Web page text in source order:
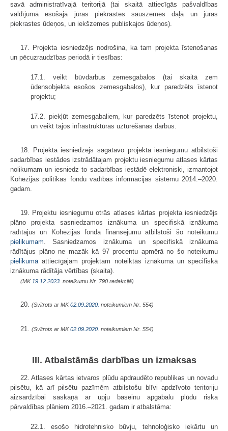
savā administratīvajā teritorijā (tai skaitā attiecīgās pašvaldības
valdījumā esošajā jūras piekrastes sauszemes daļā un jūras
piekrastes ūdeņos, un iekšzemes publiskajos ūdeņos).
17. Projekta iesniedzējs nodrošina, ka tam projekta īstenošanas
un pēcuzraudzības periodā ir tiesības:
17.1. veikt būvdarbus zemesgabalos (tai skaitā zem
ūdensobjekta esošos zemesgabalos), kur paredzēts īstenot
projektu;
17.2. piekļūt zemesgabaliem, kur paredzēts īstenot projektu,
un veikt tajos infrastruktūras uzturēšanas darbus.
18. Projekta iesniedzējs sagatavo projekta iesniegumu atbilstoši
sadarbības iestādes izstrādātajam projektu iesniegumu atlases kārtas
nolikumam un iesniedz to sadarbības iestādē elektroniski, izmantojot
Kohēzijas politikas fondu vadības informācijas sistēmu 2014.–2020.
gadam.
19. Projektu iesniegumu otrās atlases kārtas projekta iesniedzējs
plāno projekta sasniedzamos iznākuma un specifiskā iznākuma
rādītājus un Kohēzijas fonda finansējumu atbilstoši šo noteikumu
pielikumam. Sasniedzamos iznākuma un specifiskā iznākuma
rādītājus plāno ne mazāk kā 97 procentu apmērā no šo noteikumu
pielikumāattiecīgajam projektam noteiktās iznākuma un specifiskā
iznākuma rādītāja vērtības (skaita).
(MK 19.12.2023. noteikumu Nr. 790 redakcijā)
20. (Svītrots ar MK02.09.2020. noteikumiem Nr. 554)
21. (Svītrots ar MK02.09.2020. noteikumiem Nr. 554)
III. Atbalstāmās darbības un izmaksas
22. Atlases kārtas ietvaros plūdu apdraudēto republikas un novadu
pilsētu, kā arī pilsētu pazīmēm atbilstošu blīvi apdzīvoto teritoriju
aizsardzībai saskaņā ar upju baseinu apgabalu plūdu riska
pārvaldības plāniem 2016.–2021. gadam ir atbalstāma:
22.1. esošo hidrotehnisko būvju, tehnoloģisko iekārtu un